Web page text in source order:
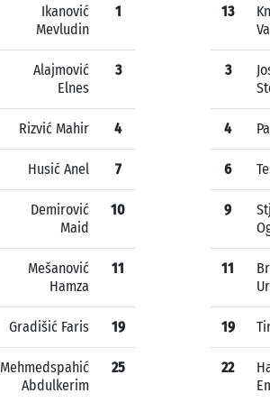
Ikanović
Mevludin
1
Alajmović
Elnes
3
Rizvić Mahir 4
Husić Anel 7
Demirović
Maid
10
Mešanović
Hamza
11
Gradišić Faris 19
Mehmedspahić
Abdulkerim
25
13
3
4
6
9
11
19
22